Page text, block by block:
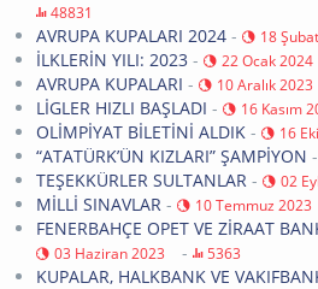
48831
AVRUPA KUPALARI 2024 - 18
İLKLERİN YILI: 2023 - 22 Ocak 2024
AVRUPA KUPALARI - 10 Aralık 2023
LİGLER HIZLI BAŞLADI - 16 Kasım
OLİMPİYAT BİLETİNİ ALDIK - 16
“ATATÜRK’ÜN KIZLARI” ŞAMPİYON -
TEŞEKKÜRLER SULTANLAR - 02
MİLLİ SINAVLAR - 10 Temmuz 2023
FENERBAHÇE OPET VE ZİRAAT
03 Haziran 2023 - 5363
KUPALAR, HALKBANK VE